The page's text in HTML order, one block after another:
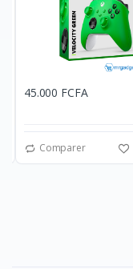
45.000 FCFA
Comparer